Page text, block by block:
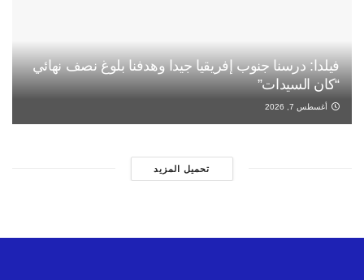
فيلدا: درسنا جنوب إفريقيا جيدا وهدفنا بلوغ نصف نهائي
“كان السيدات”
أغسطس 7, 2026
تحميل المزيد